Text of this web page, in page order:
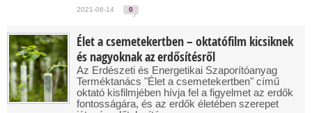
2021-06-14 0
Élet a csemetekertben – oktatófilm kicsiknek
és nagyoknak az erdősítésről
Az Erdészeti és Energetikai Szaporítóanyag
Terméktanács "Élet a csemetekertben" című
oktató kisfilmjében hívja fel a figyelmet az erdők
fontosságára, és az erdők életében szerepet